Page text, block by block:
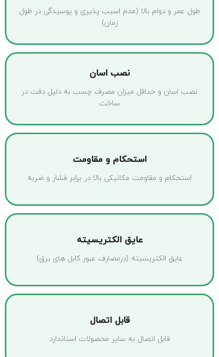
طول عمر و دوام بالا (عدم اسیب پذیری و پوسیدگی در طول
زمان)
نصب اسان
نصب اسان و حداقل میزان مصرف چسب به دلیل دقت در
ساخت
استحکام و مقاومت
استحکام و مقاومت مکانیکی بالا در برابر فشار و ضربه
عایق الکتریسیته
عایق الکتریسیته (درمصارف عبور کابل های برق)
قابل اتصال
قابل اتصال به سایر محصولات استاندارد